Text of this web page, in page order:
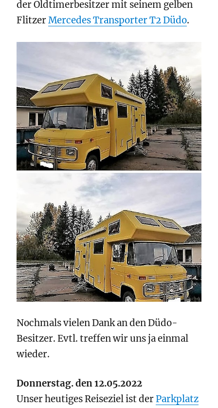
der Oldtimerbesitzer mit seinem gelben
FlitzerMercedes Transporter T2 Düdo.
Nochmals vielen Dank an den Düdo-
Besitzer. Evtl. treffen wir uns ja einmal
wieder.
Donnerstag. den 12.05.2022
Unser heutiges Reiseziel ist derParkplatz